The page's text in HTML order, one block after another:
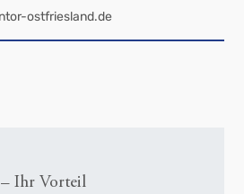
ostfriesland.de
– Ihr Vorteil